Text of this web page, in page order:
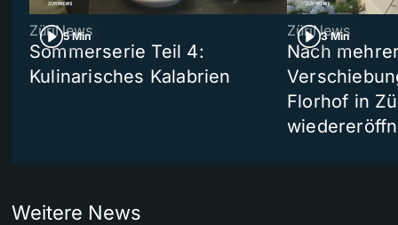
5 Min
ZüriNews
Sommerserie Teil 4:
Kulinarisches Kalabrien
3 Min
ZüriNews
Nach
Florhof in
Weitere News